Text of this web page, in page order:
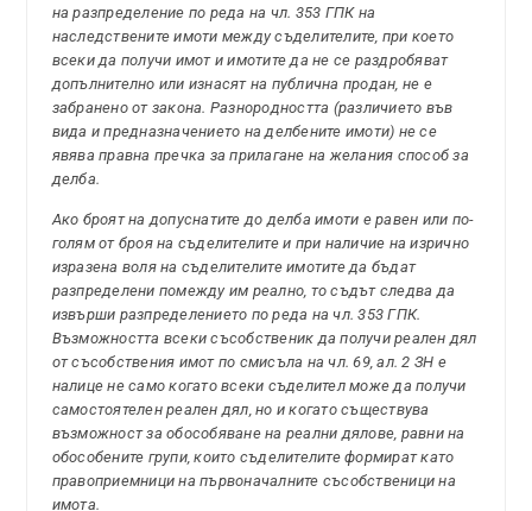
на разпределение по реда на чл. 353 ГПК на
наследствените имоти между съделителите, при което
всеки да получи имот и имотите да не се раздробяват
допълнително или изнасят на публична продан, не е
забранено от закона. Разнородността (различието във
вида и предназначението на делбените имоти) не се
явява правна пречка за прилагане на желания способ за
делба.
Ако броят на допуснатите до делба имоти е равен или по-
голям от броя на съделителите и при наличие на изрично
изразена воля на съделителите имотите да бъдат
разпределени помежду им реално, то съдът следва да
извърши разпределението по реда на чл. 353 ГПК.
Възможността всеки съсобственик да получи реален дял
от съсобствения имот по смисъла на чл. 69, ал. 2 ЗН е
налице не само когато всеки съделител може да получи
самостоятелен реален дял, но и когато съществува
възможност за обособяване на реални дялове, равни на
обособените групи, които съделителите формират като
правоприемници на първоначалните съсобственици на
имота.